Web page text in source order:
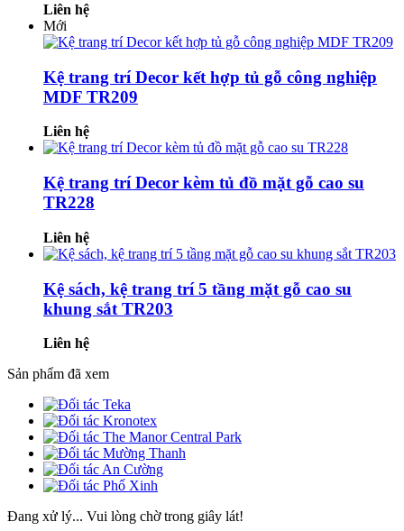
Liên hệ
Mới
Kệ trang trí Decor kết hợp tủ gỗ công nghiệp
MDF TR209
Liên hệ
Kệ trang trí Decor kèm tủ đồ mặt gỗ cao su
TR228
Liên hệ
Kệ sách, kệ trang trí 5 tầng mặt gỗ cao su
khung sắt TR203
Liên hệ
Sản phẩm đã xem
Đang xử lý... Vui lòng chờ trong giây lát!